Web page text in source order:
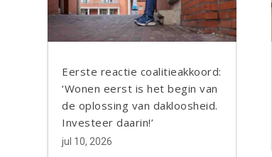
LinkedIn
Eerste reactie coalitieakkoord:
‘Wonen eerst is het begin van
de oplossing van dakloosheid.
Investeer daarin!’
jul 10, 2026